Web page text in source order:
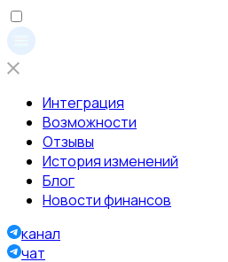
Интеграция
Возможности
Отзывы
История изменений
Блог
Новости финансов
канал
чат